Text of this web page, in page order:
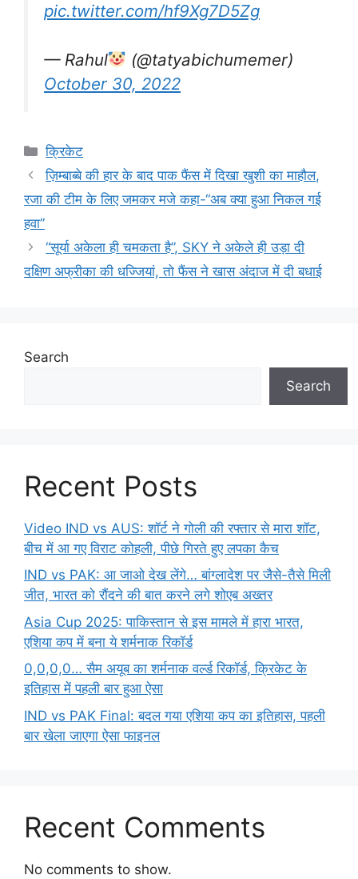
pic.twitter.com/hf9Xg7D5Zg
— Rahul
(@tatyabichumemer)
October 30, 2022
Categories
क्रिकेट
ज़िम्बाब्बे की हार के बाद पाक फैंस में दिखा खुशी का माहौल,
रजा की टीम के लिए जमकर मजे कहा-“अब क्या हुआ निकल गई
हवा”
“सूर्या अकेला ही चमकता है”, SKY ने अकेले ही उड़ा दी
दक्षिण अफ्रीका की धज्जियां, तो फैंस ने खास अंदाज में दी बधाई
Search
Search
Recent Posts
Video IND vs AUS: शॉर्ट ने गोली की रफ्तार से मारा शॉट,
बीच में आ गए विराट कोहली, पीछे गिरते हुए लपका कैच
IND vs PAK: आ जाओ देख लेंगे… बांग्लादेश पर जैसे-तैसे मिली
जीत, भारत को रौंदने की बात करने लगे शोएब अख्तर
Asia Cup 2025: पाकिस्तान से इस मामले में हारा भारत,
एशिया कप में बना ये शर्मनाक रिकॉर्ड
0,0,0,0… सैम अयूब का शर्मनाक वर्ल्ड रिकॉर्ड, क्रिकेट के
इतिहास में पहली बार हुआ ऐसा
IND vs PAK Final: बदल गया एशिया कप का इतिहास, पहली
बार खेला जाएगा ऐसा फाइनल
Recent Comments
No comments to show.